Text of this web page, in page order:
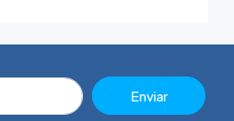
Enviar